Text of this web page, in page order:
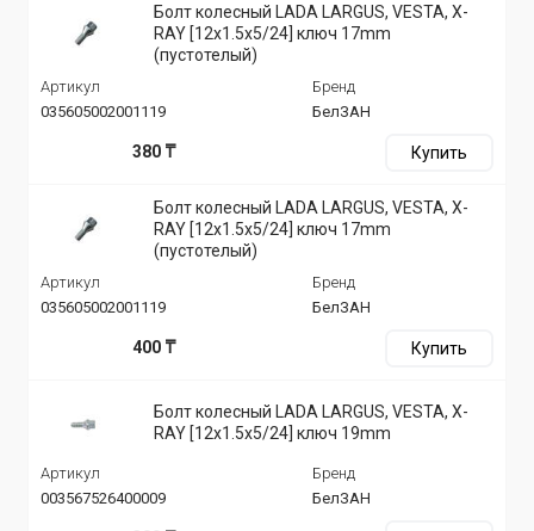
Болт колесный LADA LARGUS, VESTA, X-
RAY [12х1.5х5/24] ключ 17mm
(пустотелый)
Артикул
035605002001119
Бренд
БелЗАН
380 ₸ Купить
Болт колесный LADA LARGUS, VESTA, X-
RAY [12х1.5х5/24] ключ 17mm
(пустотелый)
Артикул
035605002001119
Бренд
БелЗАН
400 ₸ Купить
Болт колесный LADA LARGUS, VESTA, X-
RAY [12х1.5х5/24] ключ 19mm
Артикул
003567526400009
Бренд
БелЗАН